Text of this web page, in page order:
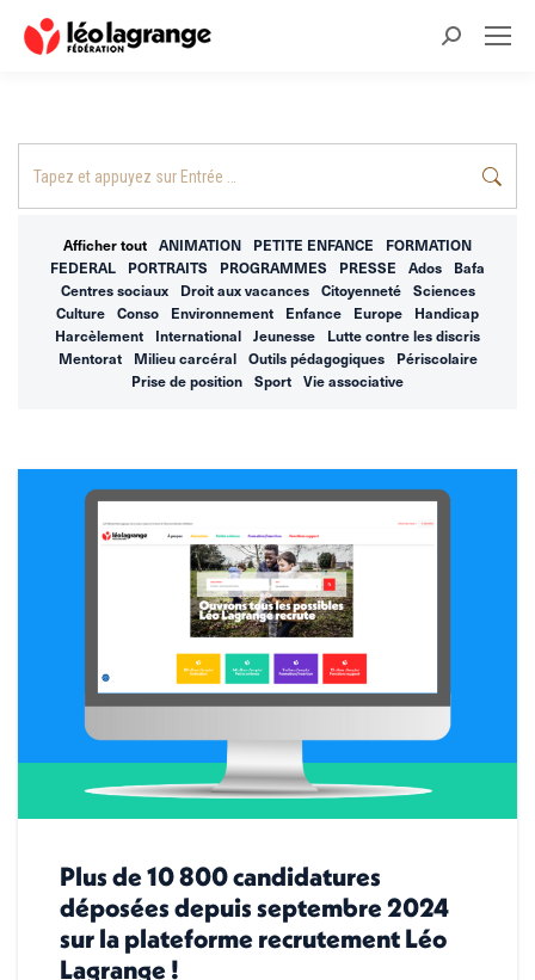
Recherche
Afficher tout ANIMATION PETITE ENFANCE
FORMATION
FEDERAL
PORTRAITS PROGRAMMES PRESSE Ados
Bafa
Centres sociaux
Droit aux vacances Citoyenneté
Sciences
Culture
Conso Environnement Enfance Europe
Handicap
Harcèlement
International Jeunesse
Lutte contre les discris
Mentorat
Milieu carcéral Outils pédagogiques
Périscolaire
Prise de position
Sport Vie associative
Plus de 10 800 candidatures
déposées depuis septembre 2024
sur la plateforme recrutement Léo
Lagrange !